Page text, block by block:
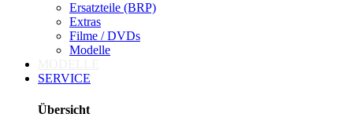
Ersatzteile (BRP)
Extras
Filme / DVDs
Modelle
SERVICE
Übersicht